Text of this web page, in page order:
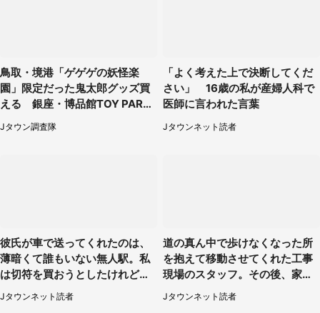
鳥取・境港「ゲゲゲの妖怪楽
園」限定だった鬼太郎グッズ買
える 銀座・博品館TOY PARK
へ急げ【8／8～31】
Jタウン調査隊
「よく考えた上で決断してくだ
さい」 16歳の私が産婦人科で
医師に言われた言葉
Jタウンネット読者
彼氏が車で送ってくれたのは、
薄暗くて誰もいない無人駅。私
は切符を買おうとしたけれど
（山形県・20代女性）
Jタウンネット読者
道の真ん中で歩けなくなった所
を抱えて移動させてくれた工事
現場のスタッフ。その後、家ま
で私を送ると（大阪府・40代女
性）
Jタウンネット読者